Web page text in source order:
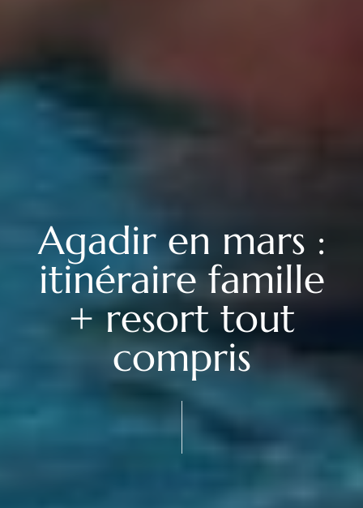
Agadir en mars :
itinéraire famille
+ resort tout
compris